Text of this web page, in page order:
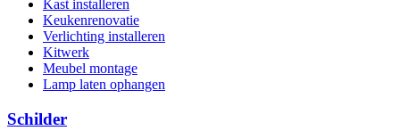
Kast installeren
Keukenrenovatie
Verlichting installeren
Kitwerk
Meubel montage
Lamp laten ophangen
Schilder